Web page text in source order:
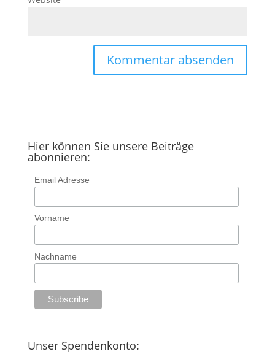
Hier können Sie unsere Beiträge
abonnieren:
Email Adresse
Vorname
Nachname
Unser Spendenkonto: